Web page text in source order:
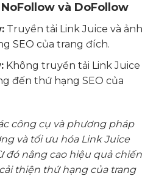
và DoFollow
Truyền tải Link Juice và ảnh
SEO của trang đích.
Không truyền tải Link Juice
đến thứ hạng SEO của
công cụ và phương pháp
và tối ưu hóa Link Juice
đó nâng cao hiệu quả chiến
thiện thứ hạng của trang